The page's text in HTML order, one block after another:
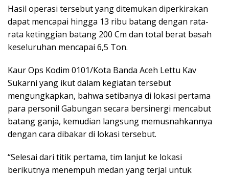
Hasil operasi tersebut yang ditemukan diperkirakan
dapat mencapai hingga 13 ribu batang dengan rata-
rata ketinggian batang 200 Cm dan total berat basah
keseluruhan mencapai 6,5 Ton.
Kaur Ops Kodim 0101/Kota Banda Aceh Lettu Kav
Sukarni yang ikut dalam kegiatan tersebut
mengungkapkan, bahwa setibanya di lokasi pertama
para personil Gabungan secara bersinergi mencabut
batang ganja, kemudian langsung memusnahkannya
dengan cara dibakar di lokasi tersebut.
“Selesai dari titik pertama, tim lanjut ke lokasi
berikutnya menempuh medan yang terjal untuk